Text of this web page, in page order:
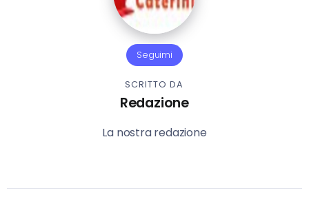
Seguimi
SCRITTO DA
Redazione
La nostra redazione